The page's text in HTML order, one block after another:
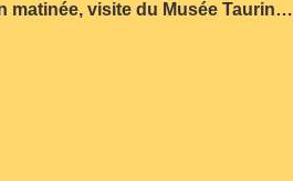
matinée, visite du Musée Taurin…